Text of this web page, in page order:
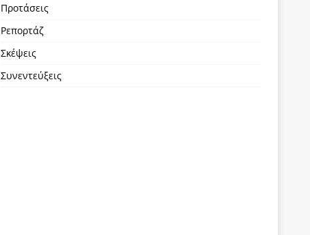
Προτάσεις
Ρεπορτάζ
Σκέψεις
Συνεντεύξεις